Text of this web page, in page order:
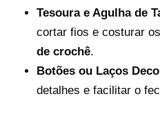
Tesoura e Agulha de
cortar fios e costurar
de crochê.
Botões ou Laços
detalhes e facilitar o